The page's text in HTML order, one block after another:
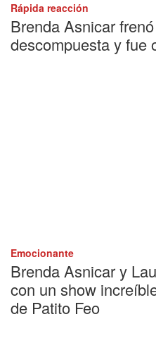
Rápida reacción
Brenda Asnicar
descompuesta y fue
Emocionante
Brenda Asnicar y
con un show
de Patito Feo